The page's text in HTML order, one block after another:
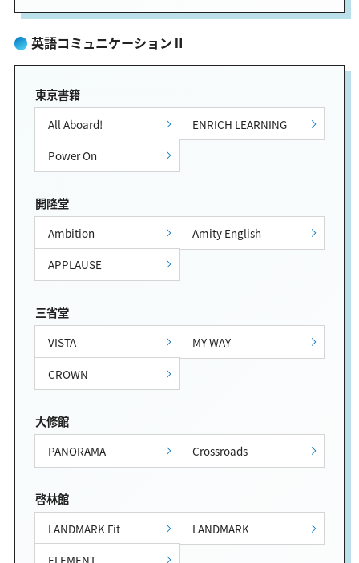
英語コミュニケーションⅡ
東京書籍
All Aboard!
ENRICH LEARNING
Power On
開隆堂
Ambition
Amity English
APPLAUSE
三省堂
VISTA
MY WAY
CROWN
大修館
PANORAMA Crossroads
啓林館
LANDMARK Fit
LANDMARK